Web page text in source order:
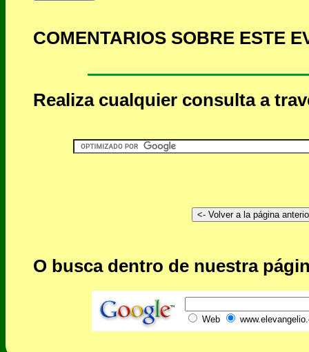
COMENTARIOS SOBRE ESTE
Realiza cualquier consulta a
O busca dentro de nuestra
Web